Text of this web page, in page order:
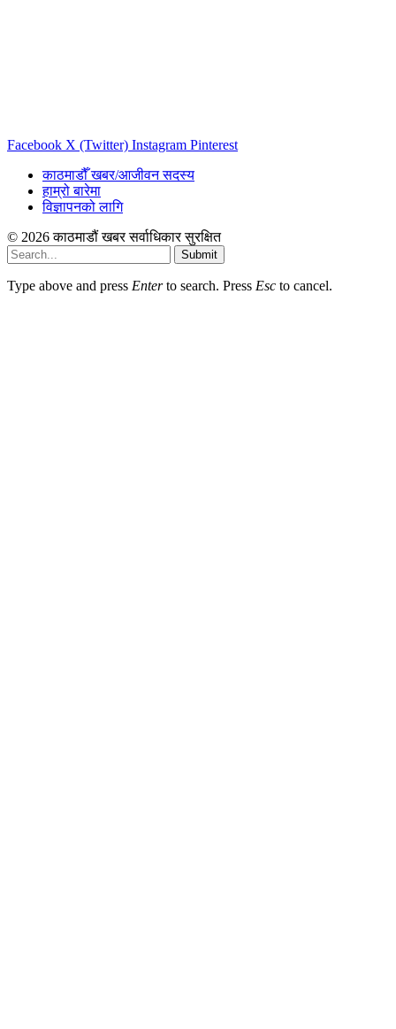
Facebook X (Twitter) Instagram Pinterest
काठमाडौँ खबर/आजीवन सदस्य
हाम्रो बारेमा
विज्ञापनको लागि
© 2026 काठमाडौं खबर सर्वाधिकार सुरक्षित
Submit
Type above and press Enterto search. Press Esc to cancel.